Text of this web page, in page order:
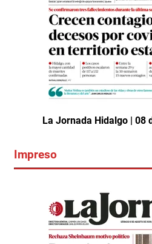
La Jornada Hidalgo | 08
Impreso